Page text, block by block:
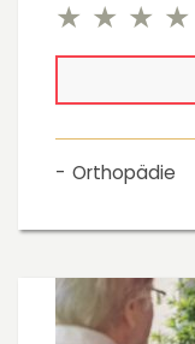
Orthopädie